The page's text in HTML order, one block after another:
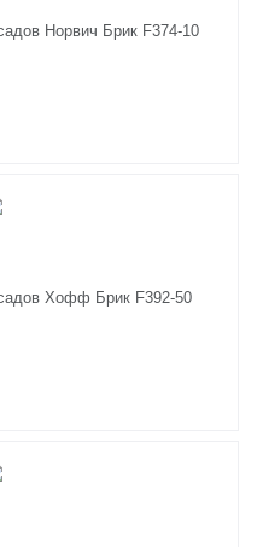
Норвич Брик F374-10
Хофф Брик F392-50